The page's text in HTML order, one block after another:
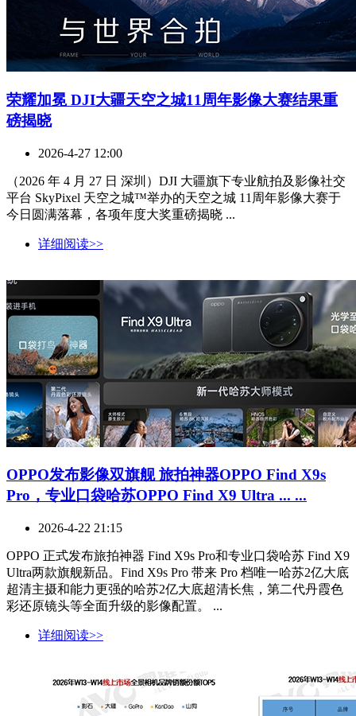
荣耀加冕 DJI大疆天空之城11周年影像大赛结果重
磅揭晓
2026-4-27 12:00
（2026 年 4 月 27 日 深圳）DJI 大疆旗下专业航拍及影像社交
平台 SkyPixel 天空之城™举办的天空之城 11周年影像大赛于
今日圆满落幕，各项年度大奖重磅揭晓 ...
详细阅读>>
OPPO发布影像双旗舰 旅拍神器OPPO Find X9s
Pro，专业口袋哈苏OPPO Find X9 Ultra ... ...
2026-4-22 21:15
OPPO 正式发布旅拍神器 Find X9s Pro和专业口袋哈苏 Find X9
Ultra两款旗舰新品。Find X9s Pro 带来 Pro 档唯一哈苏2亿大底
超清主摄和能力更强的哈苏2亿大底超清长焦，第二代丹霞色
彩还原镜头等全面升级的影像配置。 ...
详细阅读>>